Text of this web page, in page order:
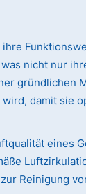
nicht nur
gründlichen
damit sie
eines
Reinigung